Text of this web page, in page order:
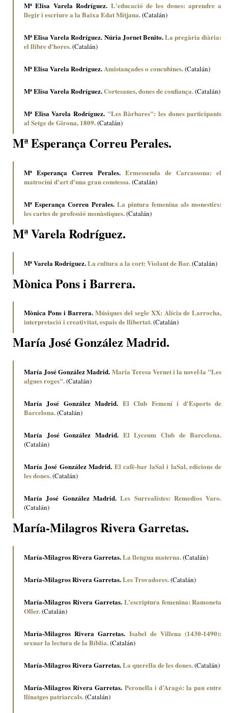
Mª Elisa Varela Rodríguez. L'educació de les dones: aprendre a
llegir i escriure a la Baixa Edat Mitjana.(Catalán)
Mª Elisa Varela Rodríguez. Núria Jornet Benito.La pregària dìària:
el llibre d'hores.(Catalán)
Mª Elisa Varela Rodríguez.Amistançades o concubines.(Catalán)
Mª Elisa Varela Rodríguez.Cortesanes, dones de confiança.(Catalán)
Mª Elisa Varela Rodríguez. "Les Bàrbares": les dones participants
al Setge de Girona, 1809.(Catalán)
Mª Esperança Correu Perales.
Mª Esperança Correu Perales. Ermessenda de Carcassona: el
matrocini d'art d'una gran comtessa.(Catalán)
Mª Esperança Correu Perales. La pintura femenina als monestirs:
les cartes de professió monàstiques.(Catalán)
Mª Varela Rodríguez.
Mª Varela Rodríguez.La cultura a la cort: Violant de Bar.(Catalán)
Mònica Pons i Barrera.
Mònica Pons i Barrera. Músiques del segle XX: Alícia de Larrocha,
interpretació i creativitat, espais de llibertat.(Catalán)
María José González Madrid.
María José González Madrid. Maria Teresa Vernet i la novel·la "Les
algues roges".(Catalán)
María José González Madrid. El Club Femení i d'Esports de
Barcelona.(Catalán)
María José González Madrid. El Lyceum Club de Barcelona.
(Catalán)
María José González Madrid. El cafè-bar laSal i laSal, edicions de
les dones.(Catalán)
María José González Madrid.Les Surrealistes: Remedios Varo.
(Catalán)
María-Milagros Rivera Garretas.
María-Milagros Rivera Garretas.La llengua materna.(Catalán)
María-Milagros Rivera Garretas.Les Trovadores.(Catalán)
María-Milagros Rivera Garretas. L’escriptura femenina: Ramoneta
Oller.(Catalán)
María-Milagros Rivera Garretas. Isabel de Villena (1430-1490):
sexuar la lectura de la Bíblia.(Catalán)
María-Milagros Rivera Garretas.La querella de les dones.(Catalán)
María-Milagros Rivera Garretas. Peronella i d’Aragó: la pau entre
llinatges patriarcals.(Catalán)